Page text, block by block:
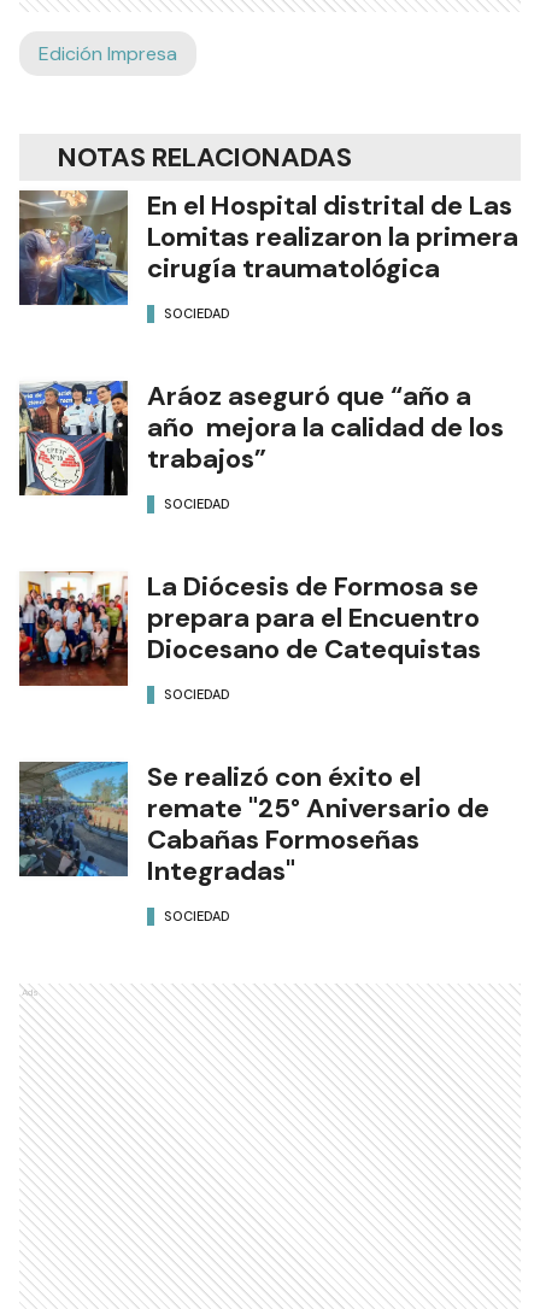
Edición Impresa
NOTAS RELACIONADAS
En el Hospital distrital de Las
Lomitas realizaron la primera
cirugía traumatológica
SOCIEDAD
Aráoz aseguró que “año a
año mejora la calidad de los
trabajos”
SOCIEDAD
La Diócesis de Formosa se
prepara para el Encuentro
Diocesano de Catequistas
SOCIEDAD
Se realizó con éxito el
remate "25° Aniversario de
Cabañas Formoseñas
Integradas"
SOCIEDAD
Ads